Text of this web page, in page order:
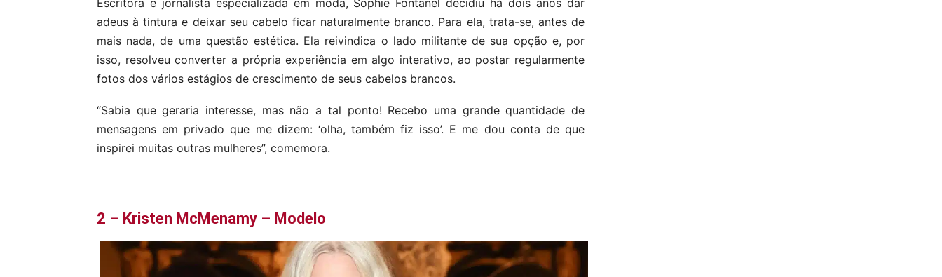
Escritora e jornalista especializada em moda, Sophie Fontanel decidiu há dois anos dar
adeus à tintura e deixar seu cabelo ficar naturalmente branco. Para ela, trata-se, antes de
mais nada, de uma questão estética. Ela reivindica o lado militante de sua opção e, por
isso, resolveu converter a própria experiência em algo interativo, ao postar regularmente
fotos dos vários estágios de crescimento de seus cabelos brancos.
“Sabia que geraria interesse, mas não a tal ponto! Recebo uma grande quantidade de
mensagens em privado que me dizem: ‘olha, também fiz isso’. E me dou conta de que
inspirei muitas outras mulheres”, comemora.
2 – Kristen McMenamy – Modelo